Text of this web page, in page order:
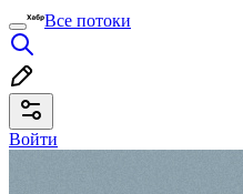
Все потоки
Войти